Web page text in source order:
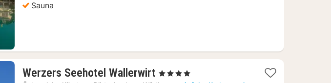
Sauna
Werzers Seehotel Wallerwirt 1
, 4 Sterne